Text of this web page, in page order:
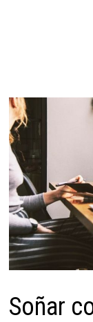
Soñar